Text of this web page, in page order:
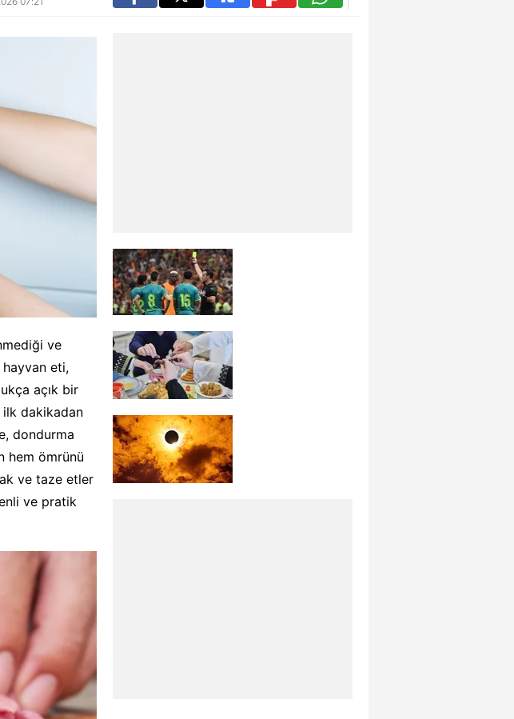
ve
eti,
açık bir
ilk dakikadan
dondurma
hem ömrünü
ve taze etler
ve pratik